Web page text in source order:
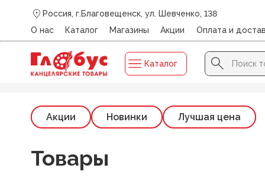
Россия, г.Благовещенск, ул. Шевченко, 138
О нас
Каталог Магазины Акции Оплата и
Каталог
Search
for:
Search Button
Главная /Каталог/ НОЖНИЦЫ, НОЖИ
Акции Новинки Лучшая цена
Товары